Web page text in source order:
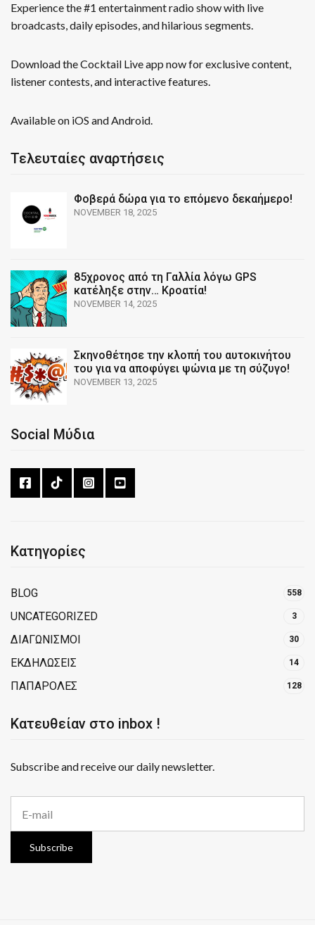
Experience the #1 entertainment radio show with live
broadcasts, daily episodes, and hilarious segments.
Download the Cocktail Live app now for exclusive content,
listener contests, and interactive features.
Available on iOS and Android.
Τελευταίες αναρτήσεις
Φοβερά δώρα για το επόμενο δεκαήμερο!
NOVEMBER 18, 2025
85χρονος από τη Γαλλία λόγω GPS
κατέληξε στην… Κροατία!
NOVEMBER 14, 2025
Σκηνοθέτησε την κλοπή του αυτοκινήτου
του για να αποφύγει ψώνια με τη σύζυγο!
NOVEMBER 13, 2025
Social Μύδια
Κατηγορίες
BLOG 558
UNCATEGORIZED 3
ΔΙΑΓΩΝΙΣΜΟΙ 30
ΕΚΔΗΛΩΣΕΙΣ 14
ΠΑΠΑΡΟΛΕΣ 128
Κατευθείαν στο inbox !
Subscribe and receive our daily newsletter.
a
Subscribe